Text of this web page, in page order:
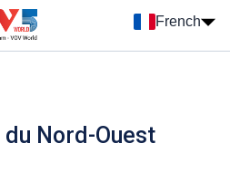
French
Nord-Ouest